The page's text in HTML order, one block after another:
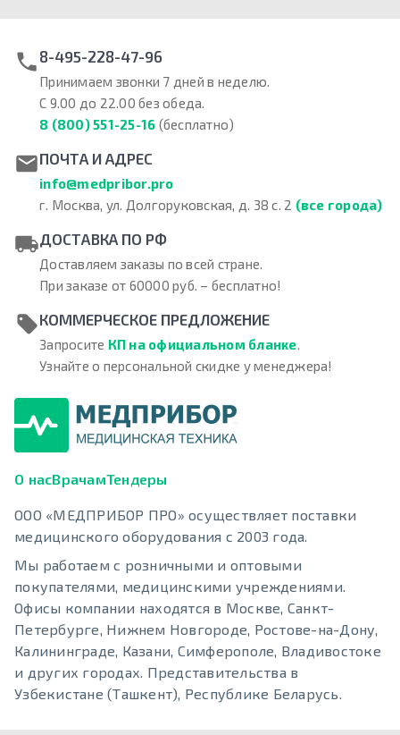
8-495-228-47-96
Принимаем звонки 7 дней в неделю.
С 9.00 до 22.00 без обеда.
8 (800) 551-25-16 (бесплатно)
ПОЧТА И АДРЕС
info@medpribor.pro
г. Москва, ул. Долгоруковская, д. 38 с. 2 (все города)
ДОСТАВКА ПО РФ
Доставляем заказы по всей стране.
При заказе от 60000 руб. – бесплатно!
КОММЕРЧЕСКОЕ ПРЕДЛОЖЕНИЕ
Запросите КП на официальном бланке.
Узнайте о персональной скидке у менеджера!
О насВрачамТендеры
ООО «МЕДПРИБОР ПРО» осуществляет поставки
медицинского оборудования с 2003 года.
Мы работаем с розничными и оптовыми
покупателями, медицинскими учреждениями.
Офисы компании находятся в Москве, Санкт-
Петербурге, Нижнем Новгороде, Ростове-на-Дону,
Калининграде, Казани, Симферополе, Владивостоке
и других городах. Представительства в
Узбекистане (Ташкент), Республике Беларусь.